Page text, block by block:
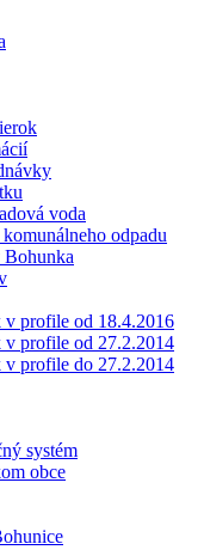
voda
odpadu
Bohunka
v profile od 18.4.2016
v profile od 27.2.2014
v profile do 27.2.2014
systém
obce